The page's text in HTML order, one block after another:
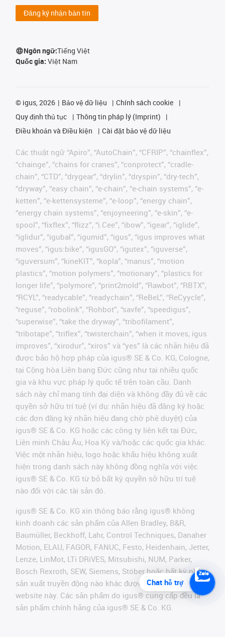
Đăng ký nhận bản tin
Ngôn ngữ:Tiếng Việt
Quốc gia: Việt Nam
© igus, 2026 Bảo vệ dữ liệu
Chính sách cookie
Quy định thủ tục
Thông tin pháp lý (Imprint)
Điều khoản và Điều kiện
Cài đặt bảo vệ dữ liệu
Các thuật ngữ “Apiro”, “AutoChain”, “CFRIP”, “chainflex”,
“chainge”, “chains for cranes”, “conprotect”, “cradle-
chain”, “CTD”, “drygear”, “drylin”, “dryspin”, “dry-tech”,
“dryway”, “easy chain”, “e-chain”, “e-chain systems”, “e-
ketten”, “e-kettensysteme”, “e-loop”, “energy chain”,
“energy chain systems”, “enjoyneering”, “e-skin”, “e-
spool”, “fixflex”, “flizz”, “i.Cee”, “ibow”, “igear”, “iglide”,
“iglidur”, “igubal”, “igumid”, “igus”, “igus improves what
moves”, “igus:bike”, “igusGO”, “igutex”, “iguverse”,
“iguversum”, “kineKIT”, “kopla”, “manus”, “motion
plastics”, “motion polymers”, “motionary”, “plastics for
longer life”, “polymore”, “print2mold”, “Rawbot”, “RBTX”,
“RCYL”, “readycable”, “readychain”, “ReBeL”, “ReCyycle”,
“reguse”, “robolink”, “Rohbot”, “savfe”, “speedigus”,
“superwise”, “take the dryway”, “tribofilament”,
“tribotape”, “triflex”, “twisterchain”, “when it moves, igus
improves”, “xirodur”, “xiros” và “yes” là các nhãn hiệu đã
được bảo hộ hợp pháp của igus® SE & Co. KG, Cologne,
tại Cộng hòa Liên bang Đức cũng như tại nhiều quốc
gia và khu vực pháp lý quốc tế trên toàn cầu. Danh
sách này chỉ mang tính đại diện và không đầy đủ về các
quyền sở hữu trí tuệ (ví dụ: nhãn hiệu đã đăng ký hoặc
các đơn đăng ký nhãn hiệu đang chờ phê duyệt) của
igus® SE & Co. KG hoặc các công ty liên kết tại Đức,
Liên minh Châu Âu, Hoa Kỳ và/hoặc các quốc gia khác.
Việc một nhãn hiệu, logo hoặc khẩu hiệu không xuất
hiện trong danh sách này không đồng nghĩa với việc
igus® SE & Co. KG từ bỏ bất kỳ quyền sở hữu trí tuệ
nào đối với các tài sản đó.
igus® SE & Co. KG xin thông báo rằng igus® không
kinh doanh các sản phẩm của Allen Bradley, B&R,
Baumüller, Beckhoff, Lahr, Control Techniques, Danaher
Motion, ELAU, FAGOR, FANUC, Festo, Heidenhain, Jetter,
Lenze, LinMot, LTi DRiVES, Mitsubishi, NUM, Parker,
Bosch Rexroth, SEW, Siemens, Stöber hoặc bất kỳ nhà
sản xuất truyền động nào khác được đề cập trên
website này. Các sản phẩm do igus® cung cấp đều là
sản phẩm chính hãng của igus® SE & Co. KG.
Chat hỗ trợ